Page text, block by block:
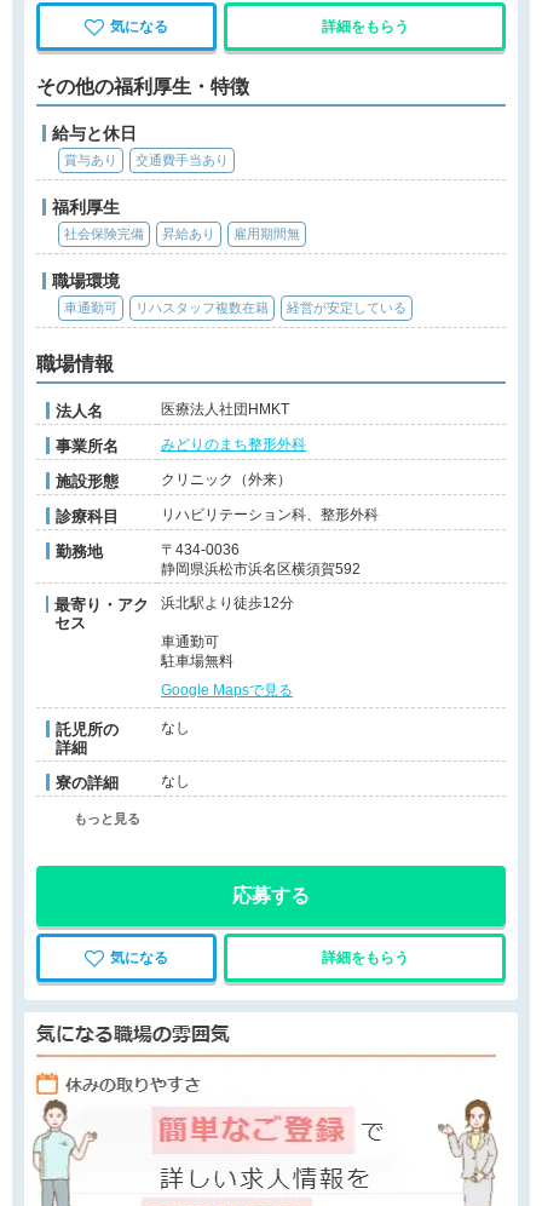
気になる 詳細をもらう
その他の福利厚生・特徴
給与と休日
賞与あり 交通費手当あり
福利厚生
社会保険完備 昇給あり 雇用期間無
職場環境
車通勤可 リハスタッフ複数在籍 経営が安定している
職場情報
法人名 医療法人社団HMKT
事業所名 みどりのまち整形外科
施設形態 クリニック（外来）
診療科目 リハビリテーション科、整形外科
勤務地
〒434-0036
静岡県浜松市浜名区横須賀592
最寄り・アク
セス
浜北駅より徒歩12分
車通勤可
駐車場無料
Google Mapsで見る
託児所の
詳細
なし
寮の詳細 なし
もっと見る
応募する
気になる 詳細をもらう